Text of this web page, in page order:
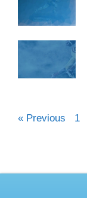
« Previous 1